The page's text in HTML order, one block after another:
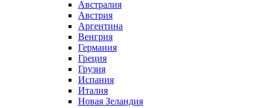
Австралия
Австрия
Аргентина
Венгрия
Германия
Греция
Грузия
Испания
Италия
Новая Зеландия